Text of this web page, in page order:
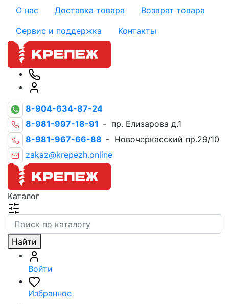
О нас Доставка товара
Возврат товара
Сервис и поддержка
Контакты
8-904-634-87-24
8-981-997-18-91 - пр. Елизарова д.1
8-981-967-66-88 - Новочеркасский пр.29/10
zakaz@krepezh.online
Каталог
Найти
Войти
Избранное